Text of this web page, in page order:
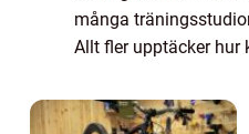
många
Allt fler upptäcker hur
teknik kan förändra